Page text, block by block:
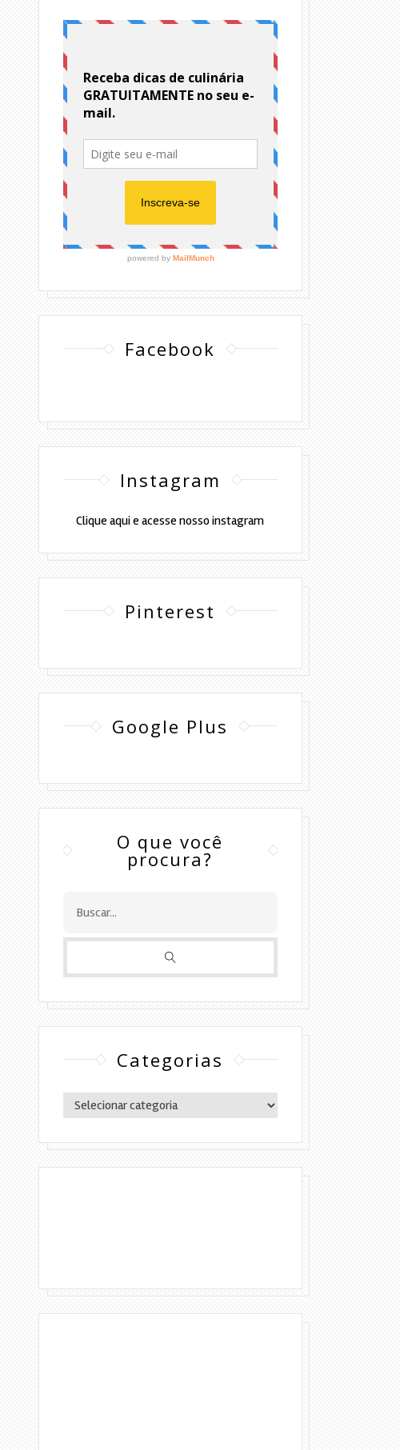
Facebook
Instagram
Clique aqui e acesse nosso instagram
Pinterest
Google Plus
O que você
procura?
Categorias
Categorias